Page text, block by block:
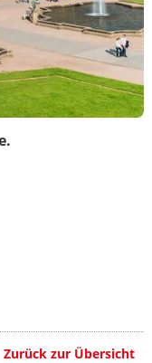
Zurück zur Übersicht